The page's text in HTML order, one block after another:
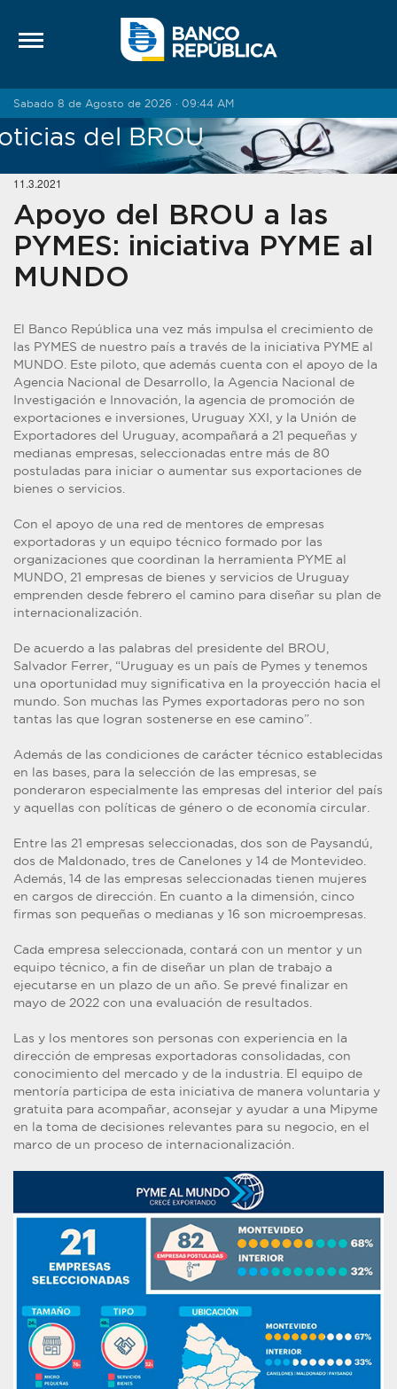
Sabado 8 de Agosto de 2026 · 09:44 AM
del BROU
11.3.2021
Apoyo del BROU a las
PYMES: iniciativa PYME al
MUNDO
El Banco República una vez más impulsa el crecimiento de
las PYMES de nuestro país a través de la iniciativa PYME al
MUNDO. Este piloto, que además cuenta con el apoyo de la
Agencia Nacional de Desarrollo, la Agencia Nacional de
Investigación e Innovación, la agencia de promoción de
exportaciones e inversiones, Uruguay XXI, y la Unión de
Exportadores del Uruguay, acompañará a 21 pequeñas y
medianas empresas, seleccionadas entre más de 80
postuladas para iniciar o aumentar sus exportaciones de
bienes o servicios.
Con el apoyo de una red de mentores de empresas
exportadoras y un equipo técnico formado por las
organizaciones que coordinan la herramienta PYME al
MUNDO, 21 empresas de bienes y servicios de Uruguay
emprenden desde febrero el camino para diseñar su plan de
internacionalización.
De acuerdo a las palabras del presidente del BROU,
Salvador Ferrer, “Uruguay es un país de Pymes y tenemos
una oportunidad muy significativa en la proyección hacia el
mundo. Son muchas las Pymes exportadoras pero no son
tantas las que logran sostenerse en ese camino”.
Además de las condiciones de carácter técnico establecidas
en las bases, para la selección de las empresas, se
ponderaron especialmente las empresas del interior del país
y aquellas con políticas de género o de economía circular.
Entre las 21 empresas seleccionadas, dos son de Paysandú,
dos de Maldonado, tres de Canelones y 14 de Montevideo.
Además, 14 de las empresas seleccionadas tienen mujeres
en cargos de dirección. En cuanto a la dimensión, cinco
firmas son pequeñas o medianas y 16 son microempresas.
Cada empresa seleccionada, contará con un mentor y un
equipo técnico, a fin de diseñar un plan de trabajo a
ejecutarse en un plazo de un año. Se prevé finalizar en
mayo de 2022 con una evaluación de resultados.
Las y los mentores son personas con experiencia en la
dirección de empresas exportadoras consolidadas, con
conocimiento del mercado y de la industria. El equipo de
mentoría participa de esta iniciativa de manera voluntaria y
gratuita para acompañar, aconsejar y ayudar a una Mipyme
en la toma de decisiones relevantes para su negocio, en el
marco de un proceso de internacionalización.